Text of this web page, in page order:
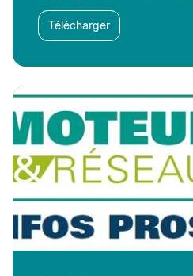
Télécharger